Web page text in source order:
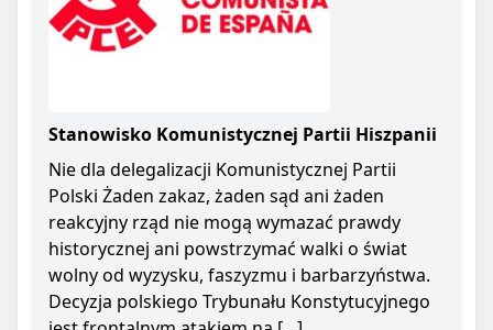
Stanowisko Komunistycznej Partii Hiszpanii
Nie dla delegalizacji Komunistycznej Partii
Polski Żaden zakaz, żaden sąd ani żaden
reakcyjny rząd nie mogą wymazać prawdy
historycznej ani powstrzymać walki o świat
wolny od wyzysku, faszyzmu i barbarzyństwa.
Decyzja polskiego Trybunału Konstytucyjnego